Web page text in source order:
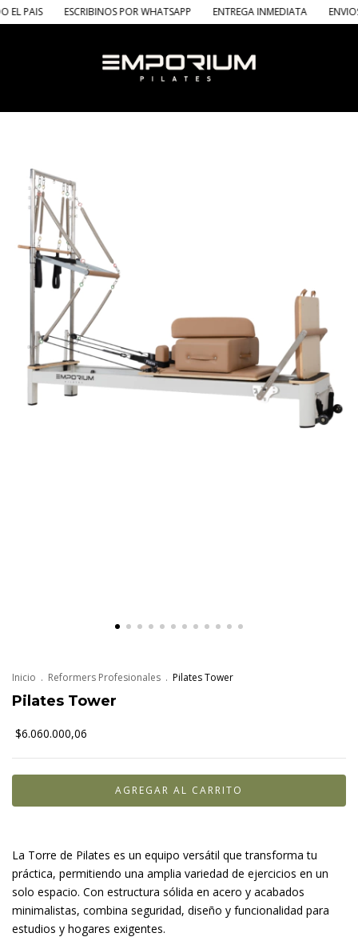
ESCRIBINOS POR WHATSAPP ENTREGA INMEDIATA ENVIOS A TODO
Inicio . Reformers Profesionales . Pilates Tower
Pilates Tower
$6.060.000,06
La Torre de Pilates es un equipo versátil que transforma tu
práctica, permitiendo una amplia variedad de ejercicios en un
solo espacio. Con estructura sólida en acero y acabados
minimalistas, combina seguridad, diseño y funcionalidad para
estudios y hogares exigentes.